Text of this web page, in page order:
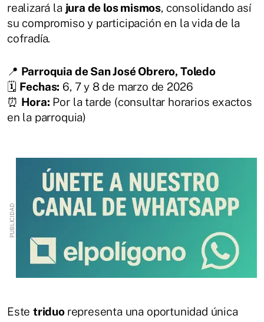
realizará la jura de los mismos, consolidando así
su compromiso y participación en la vida de la
cofradía.
📍 Parroquia de San José Obrero, Toledo
🗓 Fechas: 6, 7 y 8 de marzo de 2026
⏰ Hora: Por la tarde (consultar horarios exactos
en la parroquia)
Estetriduo representa una oportunidad única